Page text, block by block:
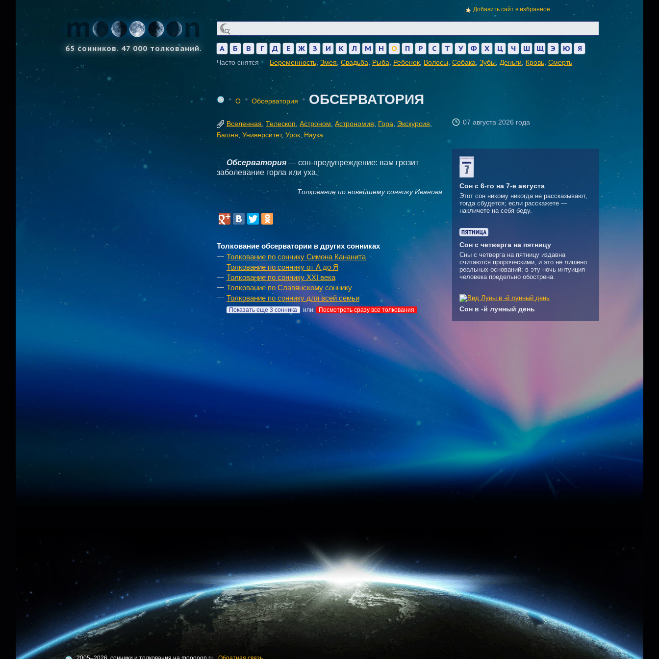
Добавить сайт в избранное
65 сонников. 47 000 толкований. А Б В Г Д Е Ж З И К Л М Н О П Р С Т У Ф Х Ц Ч Ш Щ Э Ю Я
Часто снятся — Беременность Змея Свадьба Рыба Ребенок Волосы Собака Зубы Деньги Кровь Смерть
О Обсерватория ОБСЕРВАТОРИЯ
Вселенная Телескоп Астроном Астрономия Гора Экскурсия
Башня Университет, Урок Наука
07 августа 2026 года
Обсерватория — сон-предупреждение: вам грозит
заболевание горла или уха.
Толкование по новейшему соннику Иванова
Толкование обсерватории в других сонниках
Толкование по соннику Симона Кананита
Толкование по соннику от А до Я
Толкование по соннику XXI века
Толкование по Славянскому соннику
Толкование по соннику для всей семьи
Показать еще 3 сонника или Посмотреть сразу все толкования
Сон с 6-го на 7-е августа
Этот сон никому никогда не рассказывают,
тогда сбудется; если расскажете —
накличете на себя беду.
Сон с четверга на пятницу
Сны с четверга на пятницу издавна
считаются пророческими, и это не лишено
реальных оснований: в эту ночь интуиция
человека предельно обострена.
Сон в -й лунный день